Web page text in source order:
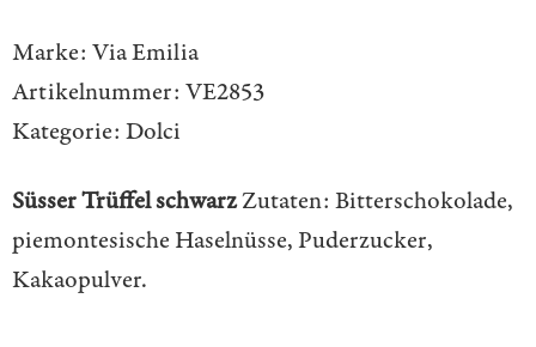
Marke: Via Emilia
Artikelnummer: VE2853
Kategorie: Dolci
Süsser Trüffel schwarzZutaten: Bitterschokolade,
piemontesische Haselnüsse, Puderzucker,
Kakaopulver.